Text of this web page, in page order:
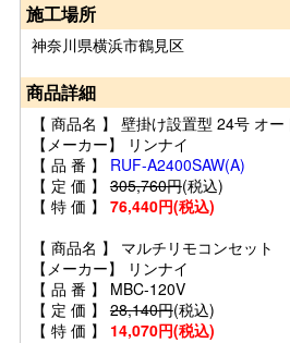
施工場所
神奈川県横浜市鶴見区
商品詳細
【 商品名 】 壁掛け設置型 24号 オ
【メーカー】 リンナイ
【 品 番 】 RUF-A2400SAW(A)
【 定 価 】 305,760円(税込)
【 特 価 】 76,440円(税込)
【 商品名 】 マルチリモコンセット
【メーカー】 リンナイ
【 品 番 】 MBC-120V
【 定 価 】 28,140円(税込)
【 特 価 】 14,070円(税込)